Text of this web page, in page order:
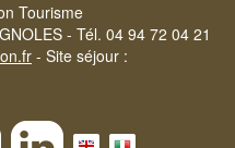
Tourisme
- Tél. 04 94 72 04 21
- Site séjour :